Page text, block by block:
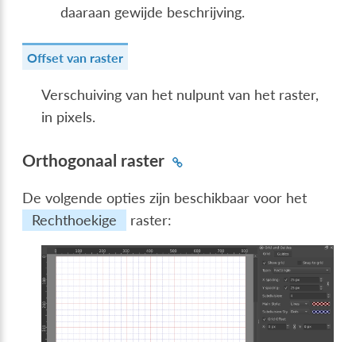
daaraan gewijde beschrijving.
Offset van raster
Verschuiving van het nulpunt van het raster,
in pixels.
Orthogonaal raster
De volgende opties zijn beschikbaar voor het
Rechthoekige
raster: